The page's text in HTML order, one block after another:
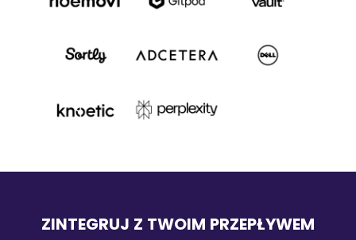
ZINTEGRUJ Z TWOIM PRZEPŁYWEM